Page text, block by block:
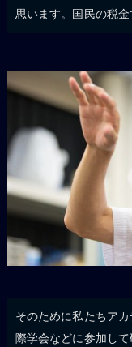
思います。国民の税金
そのために私たちア
際学会などに参加し